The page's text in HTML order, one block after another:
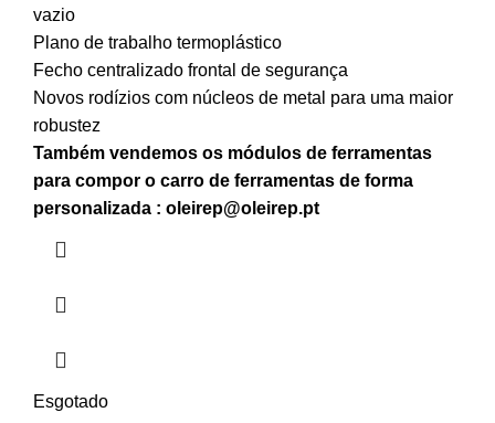
vazio
Plano de trabalho termoplástico
Fecho centralizado frontal de segurança
Novos rodízios com núcleos de metal para uma maior
robustez
Também vendemos os módulos de ferramentas
para compor o carro de ferramentas de forma
personalizada : oleirep@oleirep.pt
Esgotado